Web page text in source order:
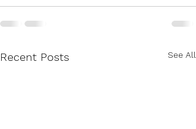
Recent Posts See All